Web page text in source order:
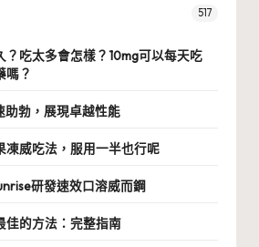
517
？吃太多會怎樣？10mg可以每天吃
嗎？
助勃，展現卓越性能
凍威吃法，服用一半也行呢
研發速效口溶威而鋼
佳的方法：完整指南